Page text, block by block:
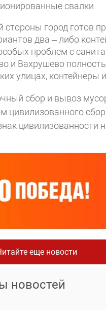
свалки.
стороны город готов
два – либо
проблем с
и Вахрушево
улицах,
сбор и вывоз
цивилизованного
цивилизованности
еще новости
новостей